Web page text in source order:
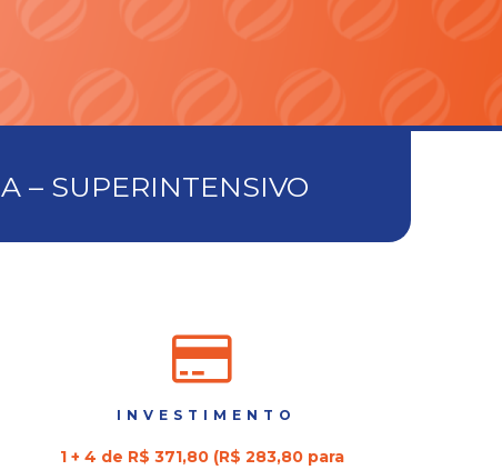
– SUPERINTENSIVO
INVESTIMENTO
1 + 4 de R$ 371,80 (R$ 283,80 para